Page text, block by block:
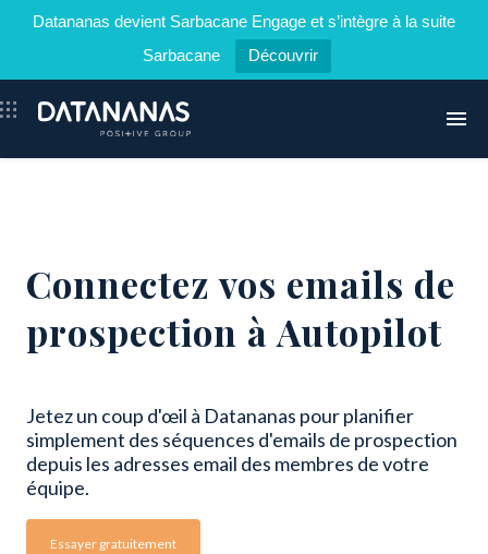
Datananas devient Sarbacane Engage et s’intègre à la suite
Sarbacane
Découvrir
au
contenu
Cas clients
Blog
Connectez vos emails de
prospection à Autopilot
Jetez un coup d'œil à Datananas pour planifier
simplement des séquences d'emails de prospection
depuis les adresses email des membres de votre
équipe.
Essayer gratuitement